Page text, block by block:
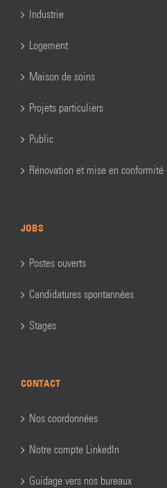
Industrie
Logement
Maison de soins
Projets particuliers
Public
Rénovation et mise en conformité
JOBS
Postes ouverts
Candidatures spontannées
Stages
CONTACT
Nos coordonnées
Notre compte LinkedIn
Guidage vers nos bureaux